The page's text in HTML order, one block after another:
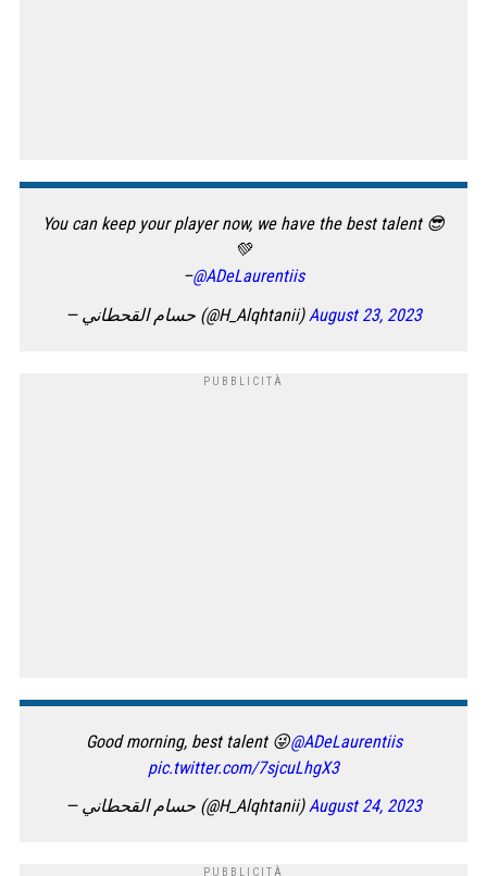
You can keep your player now, we have the best talent 😎
💚
–@ADeLaurentiis
— حسام القحطاني (@H_Alqhtanii) August 23, 2023
Good morning, best talent 😜@ADeLaurentiis
pic.twitter.com/7sjcuLhgX3
— حسام القحطاني (@H_Alqhtanii)August 24, 2023